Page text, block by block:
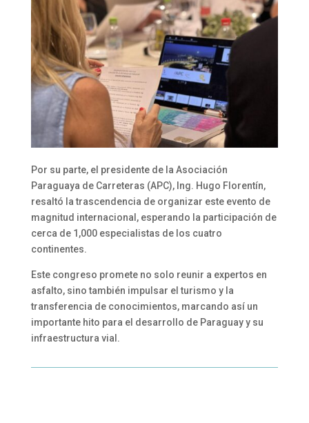
Por su parte, el presidente de la Asociación
Paraguaya de Carreteras (APC), Ing. Hugo Florentín,
resaltó la trascendencia de organizar este evento de
magnitud internacional, esperando la participación de
cerca de 1,000 especialistas de los cuatro
continentes.
Este congreso promete no solo reunir a expertos en
asfalto, sino también impulsar el turismo y la
transferencia de conocimientos, marcando así un
importante hito para el desarrollo de Paraguay y su
infraestructura vial.